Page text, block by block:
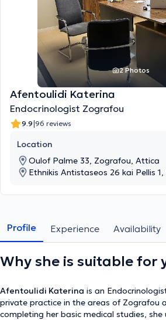
2 Photos
Afentoulidi Katerina
Endocrinologist Zografou
9.9|96 reviews
Location
Oulof Palme 33, Zografou, Attica
Ethnikis Antistaseos 26 kai Pellis
Profile Experience Availability
Why she is suitable for
Afentoulidi Katerina is an
private practice in the areas of Zografou
completing her basic medical studies,